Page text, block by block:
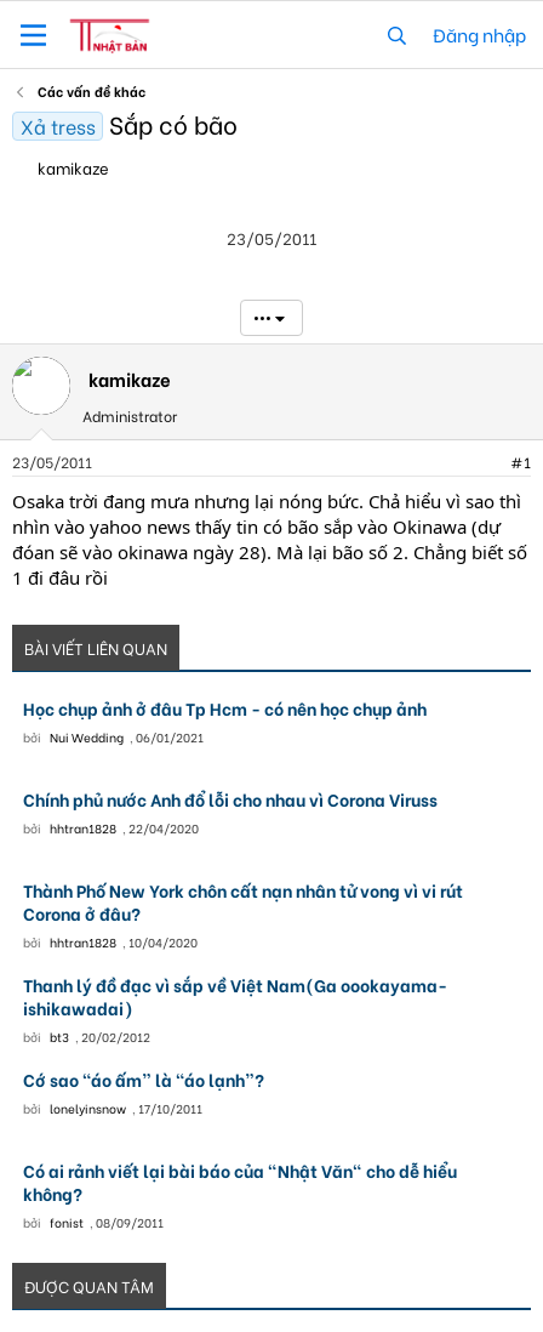
Đăng nhập
Các vấn đề khác
Xả tress Sắp có bão
h
r
t
r
kamikaze
23/05/2011
•••
kamikaze
Administrator
23/05/2011 #1
Osaka trời đang mưa nhưng lại nóng bức. Chả hiểu vì sao thì
nhìn vào yahoo news thấy tin có bão sắp vào Okinawa (dự
đóan sẽ vào okinawa ngày 28). Mà lại bão số 2. Chẳng biết số
1 đi đâu rồi
BÀI VIẾT LIÊN QUAN
Học chụp ảnh ở đâu Tp Hcm - có nên học chụp ảnh
bởi Nui Wedding , 06/01/2021
Chính phủ nước Anh đổ lỗi cho nhau vì Corona Viruss
bởi hhtran1828 , 22/04/2020
Thành Phố New York chôn cất nạn nhân tử vong vì vi rút
Corona ở đâu?
bởi hhtran1828 , 10/04/2020
Thanh lý đồ đạc vì sắp về Việt Nam(Ga oookayama-
ishikawadai)
bởi bt3 , 20/02/2012
Cớ sao “áo ấm” là “áo lạnh”?
bởi lonelyinsnow , 17/10/2011
Có ai rảnh viết lại bài báo của "Nhật Văn" cho dễ hiểu
không?
bởi fonist , 08/09/2011
ĐƯỢC QUAN TÂM